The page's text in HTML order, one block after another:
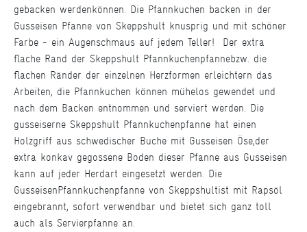
gebacken werdenkönnen. Die Pfannkuchen backen in der
Gusseisen Pfanne von Skeppshult knusprig und mit schöner
Farbe - ein Augenschmaus auf jedem Teller! Der extra
flache Rand der Skeppshult Pfannkuchenpfannebzw. die
flachen Ränder der einzelnen Herzformen erleichtern das
Arbeiten, die Pfannkuchen können mühelos gewendet und
nach dem Backen entnommen und serviert werden. Die
gusseiserne Skeppshult Pfannkuchenpfanne hat einen
Holzgriff aus schwedischer Buche mit Gusseisen Öse,der
extra konkav gegossene Boden dieser Pfanne aus Gusseisen
kann auf jeder Herdart eingesetzt werden. Die
GusseisenPfannkuchenpfanne von Skeppshultist mit Rapsöl
eingebrannt, sofort verwendbar und bietet sich ganz toll
auch als Servierpfanne an.